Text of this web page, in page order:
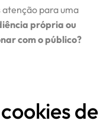
para uma
própria ou
com o público?
de